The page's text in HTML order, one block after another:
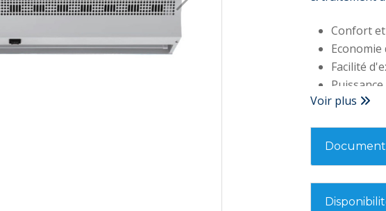
Confort
Facilité
Niveau
Vitesse
Voir plus